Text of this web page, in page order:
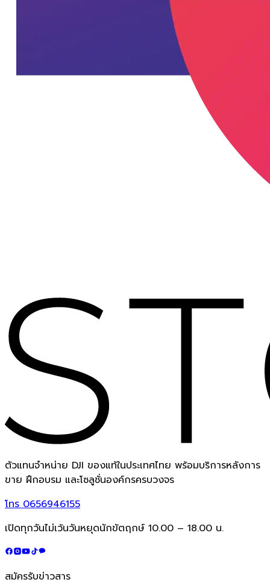
ตัวแทนจำหน่าย DJI ของแท้ในประเทศไทย พร้อมบริการหลังการ
ขาย ฝึกอบรม และโซลูชั่นองค์กรครบวงจร
โทร0656946155
เปิดทุกวันไม่เว้นวันหยุดนักขัตฤกษ์ 10.00 – 18.00 น.
สมัครรับข่าวสาร